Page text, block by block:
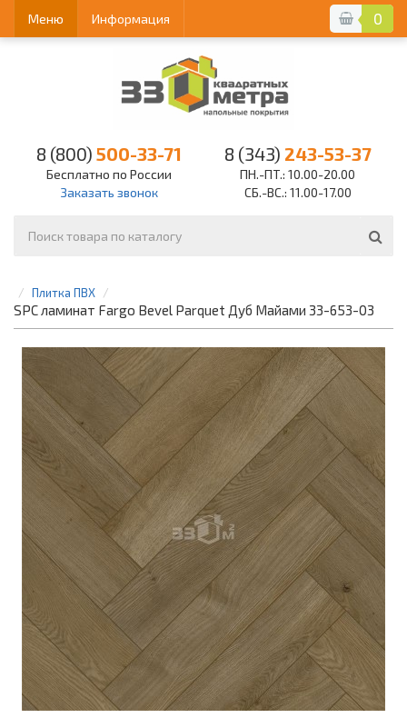
0
Меню Информация
8 (800) 500-33-71
Бесплатно по России
Заказать звонок
8 (343) 243-53-37
ПН.-ПТ.: 10.00-20.00
СБ.-ВС.: 11.00-17.00
Плитка ПВХ
SPC ламинат Fargo Bevel Parquet Дуб Майами 33-653-03